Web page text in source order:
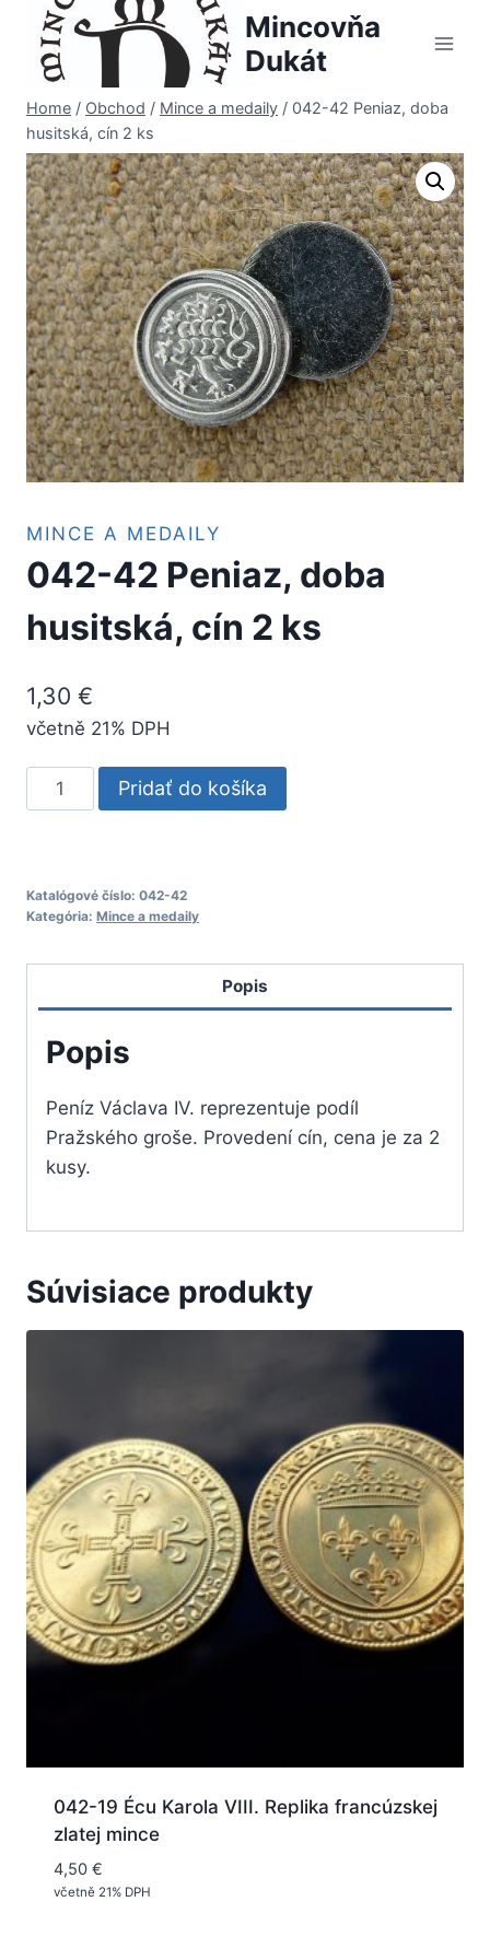
content
Mincovňa
Dukát
Home / Obchod / Mince a medaily / 042-42 Peniaz, doba
husitská, cín 2 ks
MINCE A MEDAILY
042-42 Peniaz, doba
husitská, cín 2 ks
1,30 €
včetně 21% DPH
množstvo
042-
doba
husitská,
ks
Pridať do košíka
Katalógové číslo: 042-42
Kategória: Mince a medaily
Popis
Popis
Peníz Václava IV. reprezentuje podíl
Pražského groše. Provedení cín, cena je za 2
kusy.
Súvisiace produkty
042-19 Écu Karola VIII. Replika francúzskej
zlatej mince
4,50 €
včetně 21% DPH